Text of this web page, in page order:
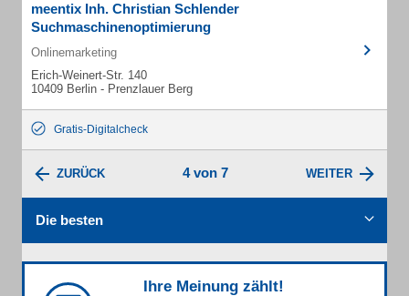
meentix Inh. Christian Schlender
Suchmaschinenoptimierung
Onlinemarketing
Erich-Weinert-Str. 140
10409 Berlin - Prenzlauer Berg
Gratis-Digitalcheck
ZURÜCK 4 von 7 WEITER
Die besten
Ihre Meinung zählt!